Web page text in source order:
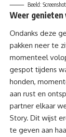
Beeld:
Weer genieten
Ondanks deze
pakken neer te
momenteel
gespot tijdens
honden,
aan rust en
partner elkaar
Story. Dit wijst
te geven aan